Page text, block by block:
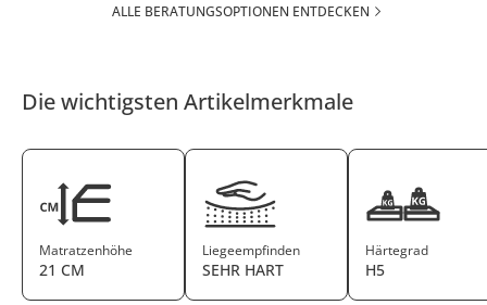
ALLE BERATUNGSOPTIONEN ENTDECKEN
Die wichtigsten Artikelmerkmale
Matratzenhöhe
21 CM
Liegeempfinden
SEHR HART
Härtegrad
H5